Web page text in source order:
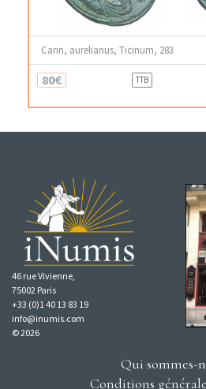
Carin, aurelianus, Ticinum, 283
80€ TTB
46 rue Vivienne,
75002 Paris
+33 (0)1 40 13 83 19
info@inumis.com
© 2026
Qui sommes-
Conditions